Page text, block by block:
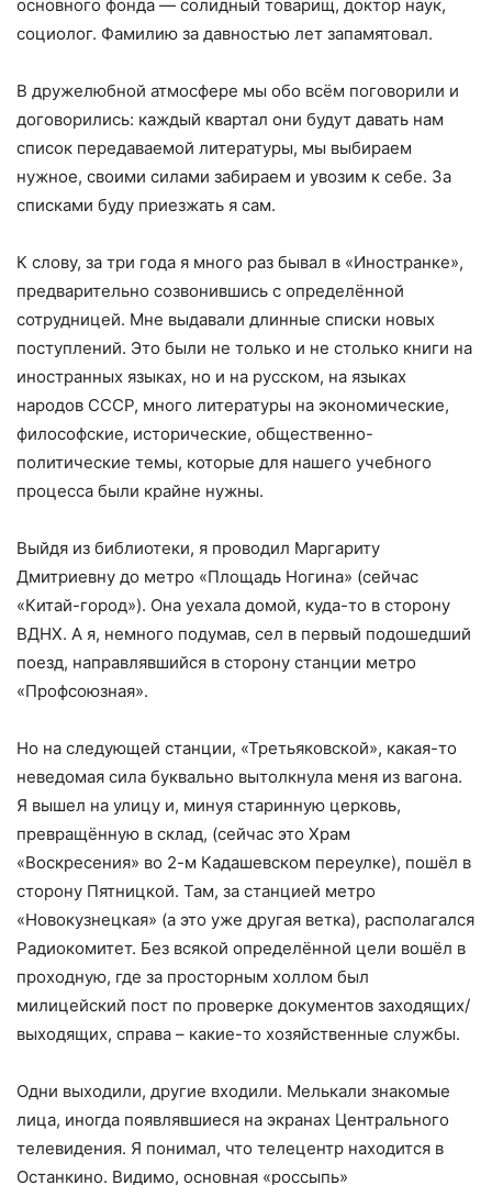
основного фонда — солидный товарищ, доктор наук,
социолог. Фамилию за давностью лет запамятовал.
В дружелюбной атмосфере мы обо всём поговорили и
договорились: каждый квартал они будут давать нам
список передаваемой литературы, мы выбираем
нужное, своими силами забираем и увозим к себе. За
списками буду приезжать я сам.
К слову, за три года я много раз бывал в «Иностранке»,
предварительно созвонившись с определённой
сотрудницей. Мне выдавали длинные списки новых
поступлений. Это были не только и не столько книги на
иностранных языках, но и на русском, на языках
народов СССР, много литературы на экономические,
философские, исторические, общественно-
политические темы, которые для нашего учебного
процесса были крайне нужны.
Выйдя из библиотеки, я проводил Маргариту
Дмитриевну до метро «Площадь Ногина» (сейчас
«Китай-город»). Она уехала домой, куда-то в сторону
ВДНХ. А я, немного подумав, сел в первый подошедший
поезд, направлявшийся в сторону станции метро
«Профсоюзная».
Но на следующей станции, «Третьяковской», какая-то
неведомая сила буквально вытолкнула меня из вагона.
Я вышел на улицу и, минуя старинную церковь,
превращённую в склад, (сейчас это Храм
«Воскресения» во 2-м Кадашевском переулке), пошёл в
сторону Пятницкой. Там, за станцией метро
«Новокузнецкая» (а это уже другая ветка), располагался
Радиокомитет. Без всякой определённой цели вошёл в
проходную, где за просторным холлом был
милицейский пост по проверке документов заходящих/
выходящих, справа – какие-то хозяйственные службы.
Одни выходили, другие входили. Мелькали знакомые
лица, иногда появлявшиеся на экранах Центрального
телевидения. Я понимал, что телецентр находится в
Останкино. Видимо, основная «россыпь»